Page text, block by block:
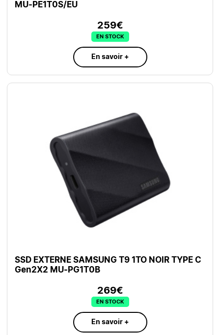
MU-PE1T0S/EU
259€
EN STOCK
En savoir +
SSD EXTERNE SAMSUNG T9 1TO NOIR TYPE C
Gen2X2 MU-PG1T0B
269€
EN STOCK
En savoir +